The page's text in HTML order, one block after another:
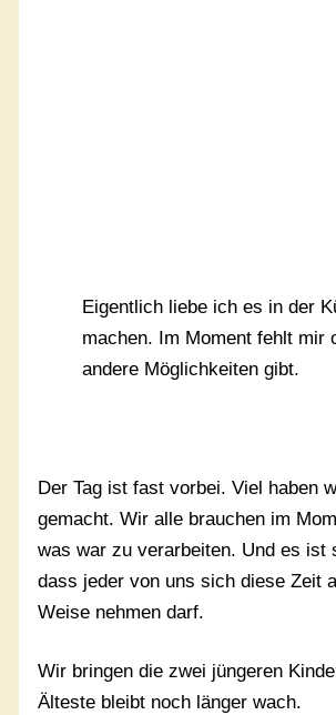
Eigentlich liebe ich es in der
machen. Im Moment fehlt
andere Möglichkeiten gibt.
Der Tag ist fast vorbei. Viel haben
gemacht. Wir alle brauchen im
was war zu verarbeiten. Und es ist
dass jeder von uns sich diese Zeit
Weise nehmen darf.
Wir bringen die zwei jüngeren
Älteste bleibt noch länger wach.